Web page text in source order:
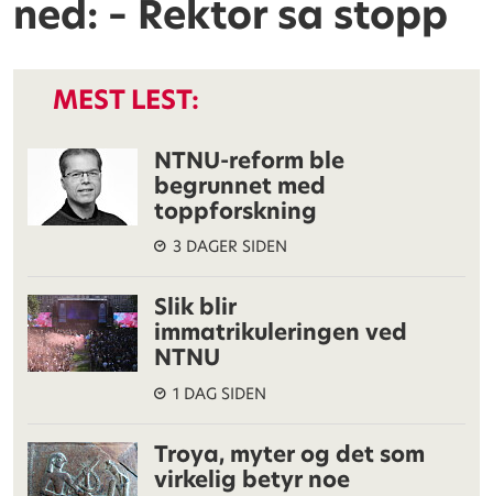
ned: – Rektor sa stopp
MEST LEST:
NTNU-reform ble
begrunnet med
toppforskning
3 DAGER SIDEN
Slik blir
immatrikuleringen ved
NTNU
1 DAG SIDEN
Troya, myter og det som
virkelig betyr noe